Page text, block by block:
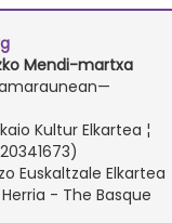
Mendi-martxa
Kultur Elkartea ¦
Euskaltzale Elkartea
- The Basque